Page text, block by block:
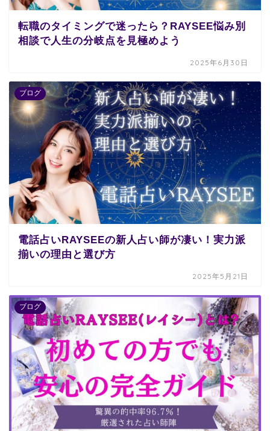
転職のタイミングで迷ったら？RAYSEE悩み別
相談で人生の分岐点を見極めよう
2025年6月30日
ブログ
電話占いRAYSEEの新人占い師が凄い！実力派
揃いの理由と選び方
2025年5月21日
ブログ